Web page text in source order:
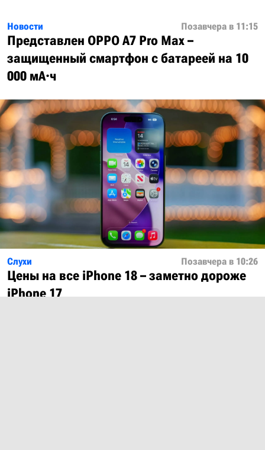
Новости Позавчера в 11:15
Представлен OPPO A7 Pro Max –
защищенный смартфон с батареей на 10
000 мА·ч
Слухи Позавчера в 10:26
Цены на все iPhone 18 – заметно дороже
iPhone 17